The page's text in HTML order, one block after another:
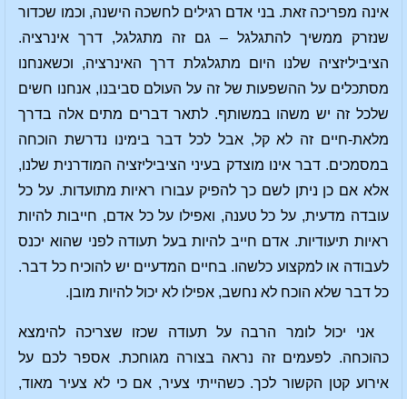
אינה מפריכה זאת. בני אדם רגילים לחשכה הישנה, וכמו שכדור
שנזרק ממשיך להתגלגל – גם זה מתגלגל, דרך אינרציה.
הציביליזציה שלנו היום מתגלגלת דרך האינרציה, וכשאנחנו
מסתכלים על ההשפעות של זה על העולם סביבנו, אנחנו חשים
שלכל זה יש משהו במשותף. לתאר דברים מתים אלה בדרך
מלאת-חיים זה לא קל, אבל לכל דבר בימינו נדרשת הוכחה
במסמכים. דבר אינו מוצדק בעיני הציביליזציה המודרנית שלנו,
אלא אם כן ניתן לשם כך להפיק עבורו ראיות מתועדות. על כל
עובדה מדעית, על כל טענה, ואפילו על כל אדם, חייבות להיות
ראיות תיעודיות. אדם חייב להיות בעל תעודה לפני שהוא יכנס
לעבודה או למקצוע כלשהו. בחיים המדעיים יש להוכיח כל דבר.
כל דבר שלא הוכח לא נחשב, אפילו לא יכול להיות מובן.
אני יכול לומר הרבה על תעודה שכזו שצריכה להימצא
כהוכחה. לפעמים זה נראה בצורה מגוחכת. אספר לכם על
אירוע קטן הקשור לכך. כשהייתי צעיר, אם כי לא צעיר מאוד,